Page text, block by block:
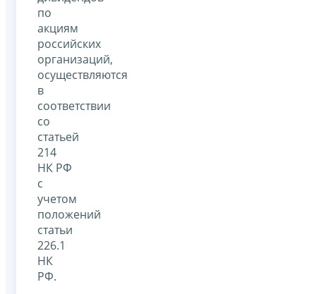
по
акциям
российских
организаций,
осуществляются
в
соответствии
со
статьей
214
НК РФ
с
учетом
положений
статьи
226.1
НК
РФ.